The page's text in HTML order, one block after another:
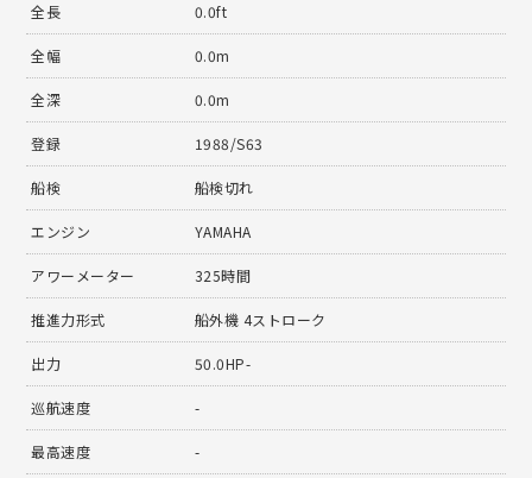
全長 0.0ft
全幅 0.0m
全深 0.0m
登録 1988/S63
船検 船検切れ
エンジン YAMAHA
アワーメーター 325時間
推進力形式 船外機 4ストローク
出力 50.0HP-
巡航速度 -
最高速度 -